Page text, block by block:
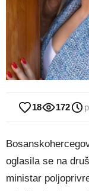
18 172
oglasila se na
ministar